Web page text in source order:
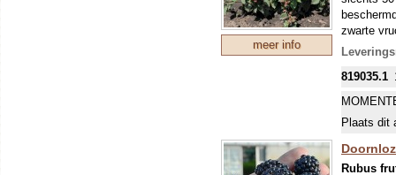
meer info
zwarte
De
819035.1
Plaats dit
Rubus